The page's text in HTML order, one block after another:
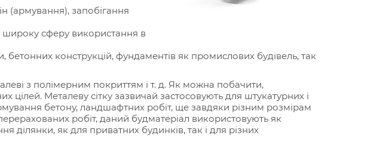
(армування), запобігання
широку сферу використання в
конструкцій, фундаментів як промислових будівель, так
з полімерним покриттям і т. д. Як можна побачити,
цілей. Металеву сітку зазвичай застосовують для штукатурних і
бетону, ландшафтних робіт, ще завдяки різним розмірам
робіт, даний будматеріал використовують як
ділянки, як для приватних будинків, так і для різних